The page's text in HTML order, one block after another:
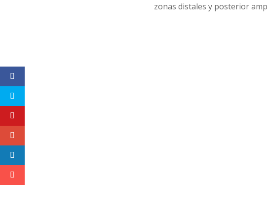
zonas distales y posterior